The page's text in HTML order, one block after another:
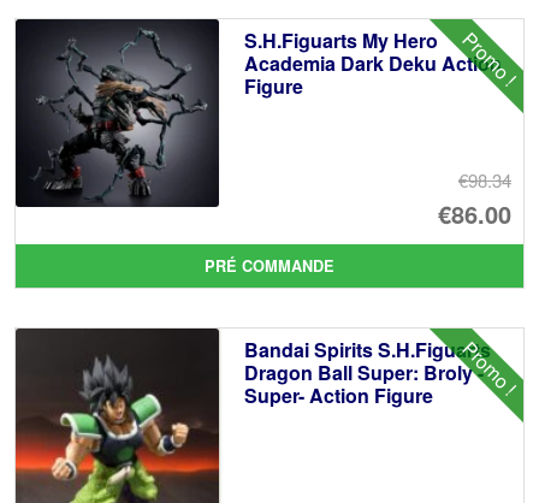
Promo !
S.H.Figuarts My Hero
Academia Dark Deku Action
Figure
€98.34
Le
€86.00
Le
PRÉ COMMANDE
Promo !
Bandai Spirits S.H.Figuarts
Dragon Ball Super: Broly -
Super- Action Figure